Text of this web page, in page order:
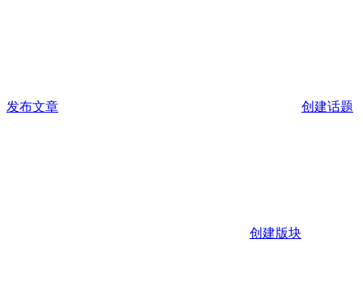
发布文章 创建话题
创建版块